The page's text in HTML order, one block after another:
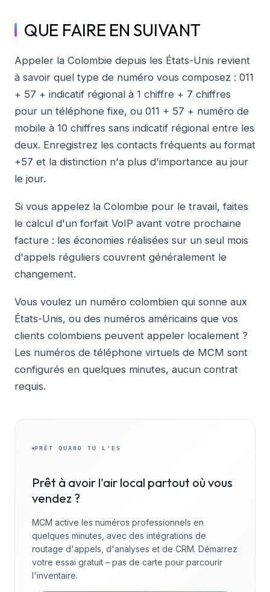
QUE FAIRE EN SUIVANT
Appeler la Colombie depuis les États-Unis revient
à savoir quel type de numéro vous composez : 011
+ 57 + indicatif régional à 1 chiffre + 7 chiffres
pour un téléphone fixe, ou 011 + 57 + numéro de
mobile à 10 chiffres sans indicatif régional entre les
deux. Enregistrez les contacts fréquents au format
+57 et la distinction n'a plus d'importance au jour
le jour.
Si vous appelez la Colombie pour le travail, faites
le calcul d'un forfait VoIP avant votre prochaine
facture : les économies réalisées sur un seul mois
d'appels réguliers couvrent généralement le
changement.
Vous voulez un numéro colombien qui sonne aux
États-Unis, ou des numéros américains que vos
clients colombiens peuvent appeler localement ?
Les numéros de téléphone virtuels de MCM sont
configurés en quelques minutes, aucun contrat
requis.
PRÊT QUAND TU L'ES
Prêt à avoir l'air local partout où vous
vendez ?
MCM active les numéros professionnels en
quelques minutes, avec des intégrations de
routage d'appels, d'analyses et de CRM. Démarrez
votre essai gratuit – pas de carte pour parcourir
l'inventaire.